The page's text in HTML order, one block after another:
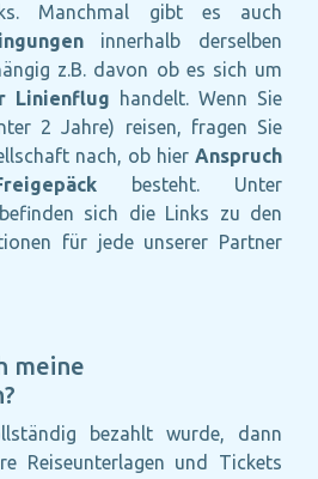
Manchmal gibt es auch
innerhalb derselben
z.B. davon ob es sich um
Linienflug handelt. Wenn Sie
2 Jahre) reisen, fragen Sie
nach, ob hier Anspruch
besteht. Unter
befinden sich die Links zu den
für jede unserer Partner
meine
bezahlt wurde, dann
Reiseunterlagen und Tickets